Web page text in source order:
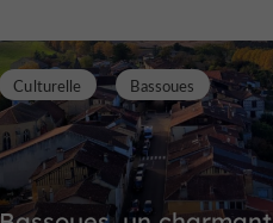
Culturelle Bassoues